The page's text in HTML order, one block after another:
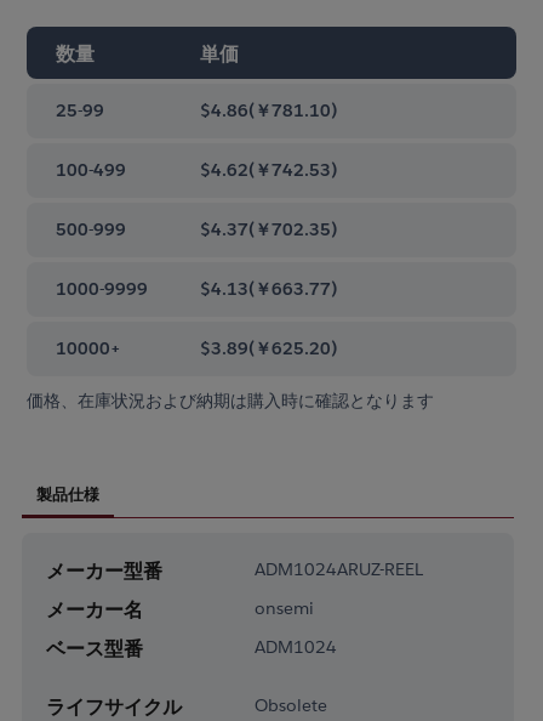
数量 単価
25-99 $4.86(￥781.10)
100-499 $4.62(￥742.53)
500-999 $4.37(￥702.35)
1000-9999 $4.13(￥663.77)
10000+ $3.89(￥625.20)
価格、在庫状況および納期は購入時に確認となります
製品仕様
メーカー型番 ADM1024ARUZ-REEL
メーカー名 onsemi
ベース型番 ADM1024
ライフサイクル Obsolete